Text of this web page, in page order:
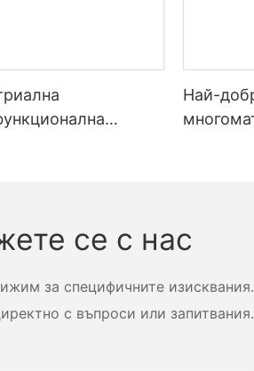
с остриета
Най-
се с нас
за специфичните
с въпроси или запитвания.